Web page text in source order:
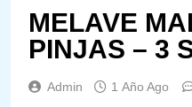
MELAVE
PINJAS – 3
Admin 1 Año Ago